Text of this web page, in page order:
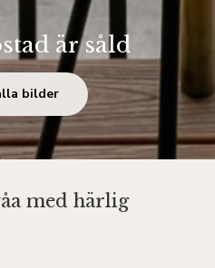
är såld
bilder
med härlig